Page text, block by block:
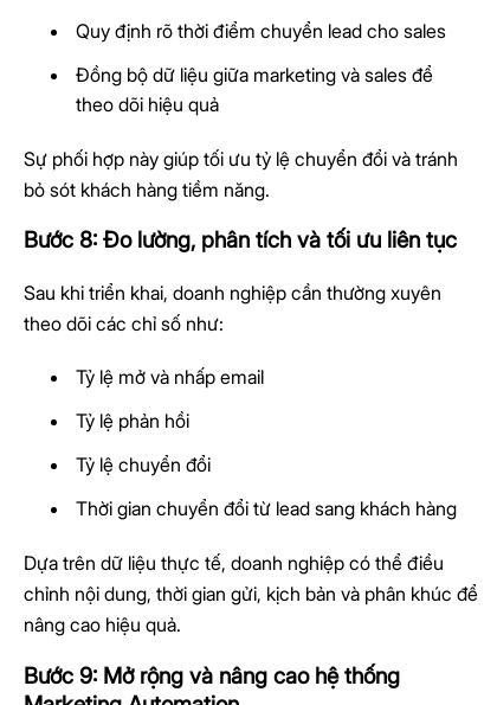
Quy định rõ thời điểm chuyển lead cho sales
Đồng bộ dữ liệu giữa marketing và sales để
theo dõi hiệu quả
Sự phối hợp này giúp tối ưu tỷ lệ chuyển đổi và tránh
bỏ sót khách hàng tiềm năng.
Bước 8: Đo lường, phân tích và tối ưu liên tục
Sau khi triển khai, doanh nghiệp cần thường xuyên
theo dõi các chỉ số như:
Tỷ lệ mở và nhấp email
Tỷ lệ phản hồi
Tỷ lệ chuyển đổi
Thời gian chuyển đổi từ lead sang khách hàng
Dựa trên dữ liệu thực tế, doanh nghiệp có thể điều
chỉnh nội dung, thời gian gửi, kịch bản và phân khúc để
nâng cao hiệu quả.
Bước 9: Mở rộng và nâng cao hệ thống